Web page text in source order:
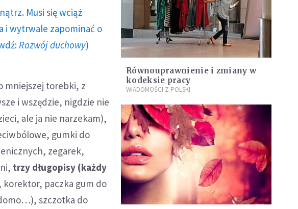
Musi się wciąż
i wytrwale zapominać o
Rozwój duchowy)
mniejszej torebki, z
i wszędzie, nigdzie nie
ale ja nie narzekam),
gumki do
zegarek,
trzy długopisy (każdy
korektor, paczka gum do
szczotka do
Równouprawnienie i zmiany w
kodeksie pracy
WIADOMOŚCI Z POLSKI